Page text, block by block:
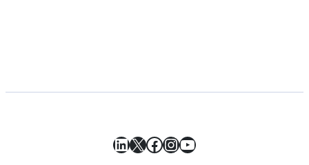
LinkedIn
X Facebook
Instagram
YouTube